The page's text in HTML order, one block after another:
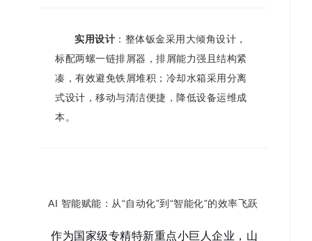
实用设计 ：整体钣金采用大倾角设计，
标配两螺一链排屑器，排屑能力强且结构紧
凑，有效避免铁屑堆积；冷却水箱采用分离
式设计，移动与清洁便捷，降低设备运维成
本。
AI 智能赋能：从“自动化”到“智能化”的效率飞跃
作为国家级专精特新重点小巨人企业，山